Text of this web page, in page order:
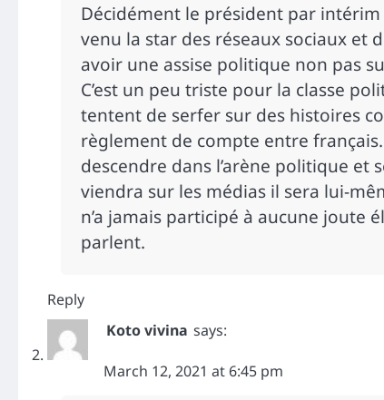
Décidément le président par
venu la star des réseaux sociaux et
avoir une assise politique non pas
C’est un peu triste pour la classe
tentent de serfer sur des histoires
règlement de compte entre
descendre dans l’arène politique et
viendra sur les médias il sera lui-
n’a jamais participé à aucune joute
parlent.
Reply
Koto vivina says:
March 12, 2021 at 6:45 pm